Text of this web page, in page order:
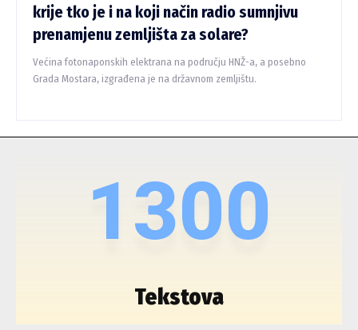
krije tko je i na koji način radio sumnjivu
prenamjenu zemljišta za solare?
Većina fotonaponskih elektrana na području HNŽ-a, a posebno
Grada Mostara, izgrađena je na državnom zemljištu.
1300
Tekstova